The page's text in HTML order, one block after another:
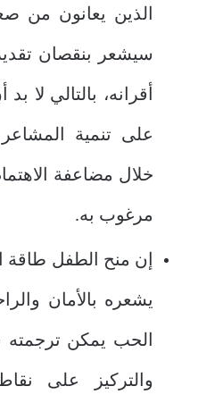
الذين يعانون من
سيشعر بنقصان
أقرانه، بالتالي لا
على تنمية المشاعر
خلال مضاعفة
مرغوب به.
إن منح الطفل طاقة
يشعره بالأمان
الحب يمكن ترجمته
والتركيز على